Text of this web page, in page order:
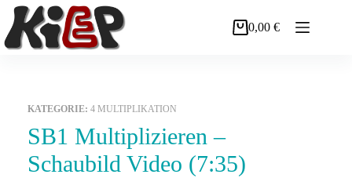
Zum
Inhalt
springen
Warenkorb
0,00€
KATEGORIE: 4 MULTIPLIKATION
SB1 Multiplizieren –
Schaubild Video (7:35)